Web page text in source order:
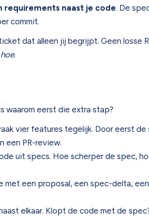
requirements naast je code. De
commit.
dat alleen jij begrijpt. Geen losse
hoe.
waarom eerst die extra stap?
vier features tegelijk. Door eerst
een PR-review.
uit specs. Hoe scherper de spec,
met een proposal, een spec-delta,
elkaar. Klopt de code met de